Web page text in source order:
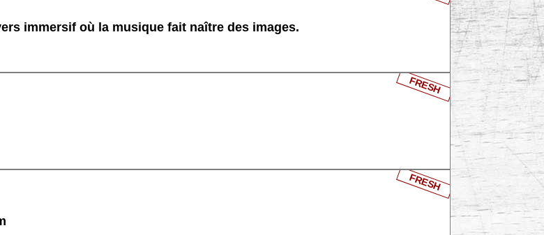
immersif où la musique fait naître des images.
FRESH
FRESH